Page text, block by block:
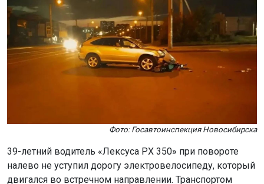
Фото: Госавтоинспекция Новосибирска
39-летний водитель «Лексуса РХ 350» при повороте
налево не уступил дорогу электровелосипеду, который
двигался во встречном направлении. Транспортом